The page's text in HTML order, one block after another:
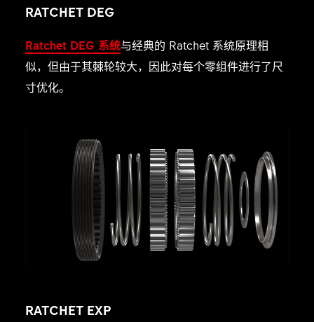
RATCHET DEG
Ratchet DEG 系统与经典的 Ratchet 系统原理相
似，但由于其棘轮较大，因此对每个零组件进行了尺
寸优化。
RATCHET EXP